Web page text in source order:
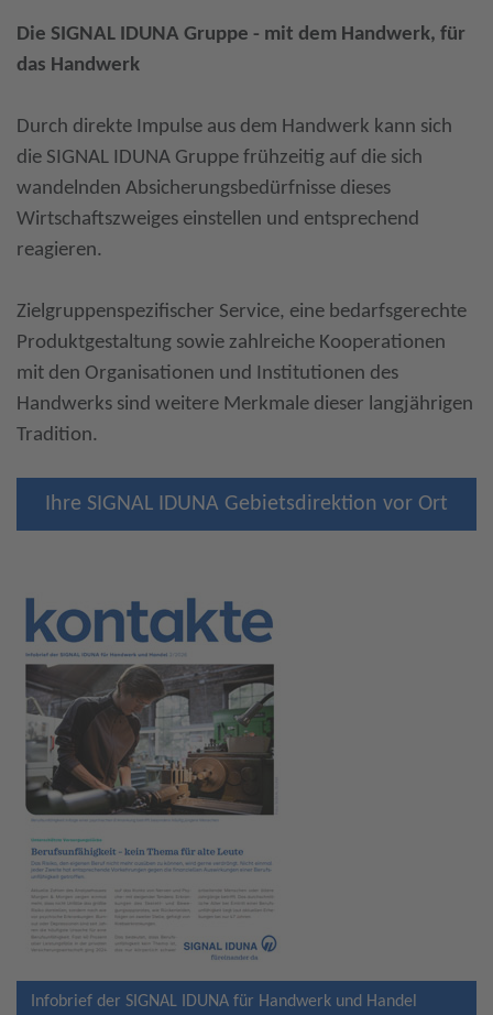
Die SIGNAL IDUNA Gruppe - mit dem Handwerk, für
das Handwerk
Durch direkte Impulse aus dem Handwerk kann sich
die SIGNAL IDUNA Gruppe frühzeitig auf die sich
wandelnden Absicherungsbedürfnisse dieses
Wirtschaftszweiges einstellen und entsprechend
reagieren.
Zielgruppenspezifischer Service, eine bedarfsgerechte
Produktgestaltung sowie zahlreiche Kooperationen
mit den Organisationen und Institutionen des
Handwerks sind weitere Merkmale dieser langjährigen
Tradition.
Ihre SIGNAL IDUNA Gebietsdirektion vor Ort
Infobrief der SIGNAL IDUNA für Handwerk und Handel